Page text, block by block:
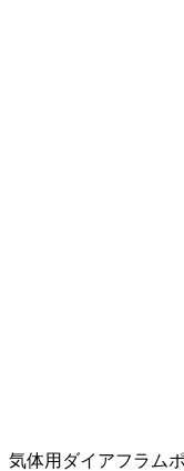
気体用ダイアフラム